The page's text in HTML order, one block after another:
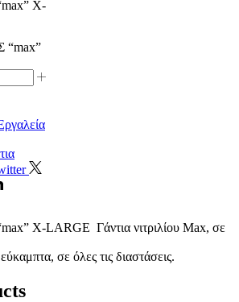
X-
“max”
X-LARGE Γάντια νιτριλίου Max, σε
σε όλες τις διαστάσεις.